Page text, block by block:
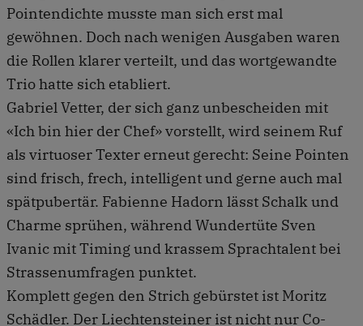
Pointendichte musste man sich erst mal
gewöhnen. Doch nach wenigen Ausgaben waren
die Rollen klarer verteilt, und das wortgewandte
Trio hatte sich etabliert.
Gabriel Vetter, der sich ganz unbescheiden mit
«Ich bin hier der Chef» vorstellt, wird seinem Ruf
als virtuoser Texter erneut gerecht: Seine Pointen
sind frisch, frech, intelligent und gerne auch mal
spätpubertär. Fabienne Hadorn lässt Schalk und
Charme sprühen, während Wundertüte Sven
Ivanic mit Timing und krassem Sprachtalent bei
Strassenumfragen punktet.
Komplett gegen den Strich gebürstet ist Moritz
Schädler. Der Liechtensteiner ist nicht nur Co-